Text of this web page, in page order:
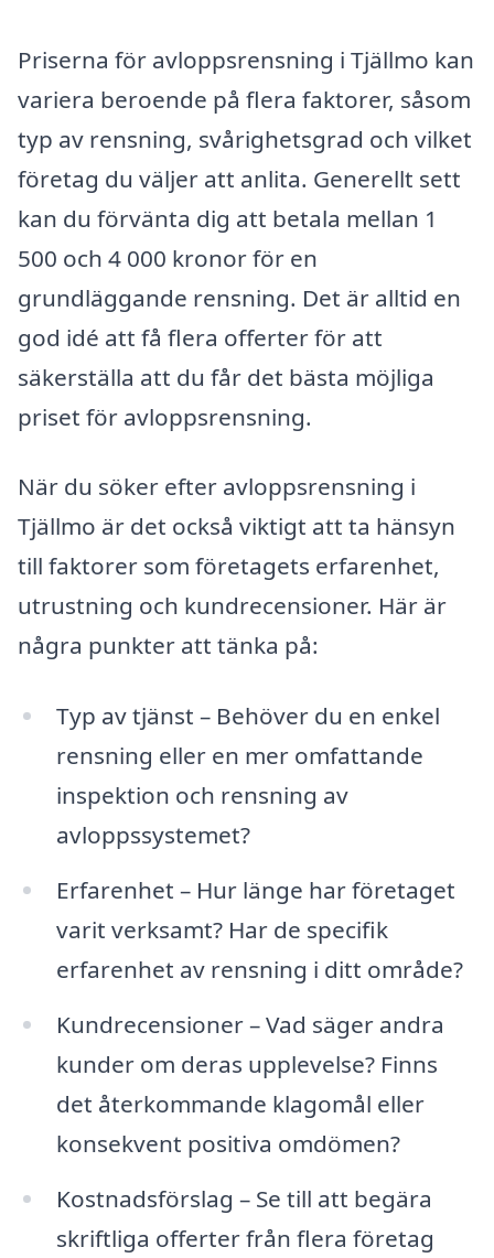
Priserna för avloppsrensning i Tjällmo kan
variera beroende på flera faktorer, såsom
typ av rensning, svårighetsgrad och vilket
företag du väljer att anlita. Generellt sett
kan du förvänta dig att betala mellan 1
500 och 4 000 kronor för en
grundläggande rensning. Det är alltid en
god idé att få flera offerter för att
säkerställa att du får det bästa möjliga
priset för avloppsrensning.
När du söker efter avloppsrensning i
Tjällmo är det också viktigt att ta hänsyn
till faktorer som företagets erfarenhet,
utrustning och kundrecensioner. Här är
några punkter att tänka på:
Typ av tjänst – Behöver du en enkel
rensning eller en mer omfattande
inspektion och rensning av
avloppssystemet?
Erfarenhet – Hur länge har företaget
varit verksamt? Har de specifik
erfarenhet av rensning i ditt område?
Kundrecensioner – Vad säger andra
kunder om deras upplevelse? Finns
det återkommande klagomål eller
konsekvent positiva omdömen?
Kostnadsförslag – Se till att begära
skriftliga offerter från flera företag